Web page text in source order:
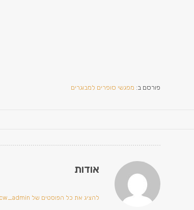
פורסם ב: מפגשי סופרים למבוגרים
אודות
להציג את כל הפוסטים של ocw_admin